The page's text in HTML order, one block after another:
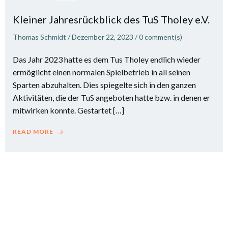
Kleiner Jahresrückblick des TuS Tholey e.V.
Thomas Schmidt /Dezember 22, 2023 /0comment(s)
Das Jahr 2023 hatte es dem Tus Tholey endlich wieder
ermöglicht einen normalen Spielbetrieb in all seinen
Sparten abzuhalten. Dies spiegelte sich in den ganzen
Aktivitäten, die der TuS angeboten hatte bzw. in denen er
mitwirken konnte. Gestartet […]
READ MORE